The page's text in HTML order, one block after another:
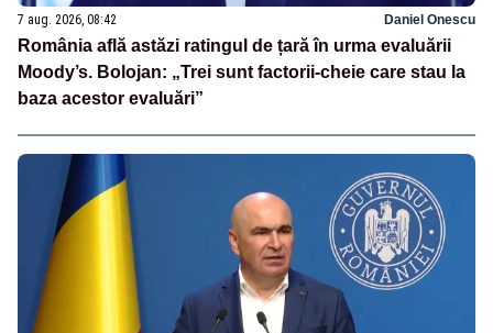
7 aug. 2026, 08:42 Daniel Onescu
România află astăzi ratingul de țară în urma evaluării
Moody’s. Bolojan: „Trei sunt factorii-cheie care stau la
baza acestor evaluări”